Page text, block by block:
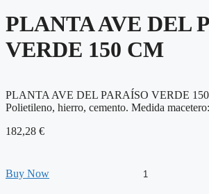
PLANTA AVE DEL
VERDE 150 CM
PLANTA AVE DEL PARAÍSO VERDE
Polietileno, hierro, cemento. Medida
182,28 €
Buy Now